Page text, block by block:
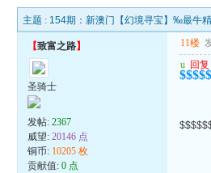
主题 : 154期：新澳门【幻境寻宝】‰最牛
【致富之路】
圣骑士
发帖:2367
威望:20146 点
铜币: 10205 枚
贡献值:0 点
11楼
u 回复